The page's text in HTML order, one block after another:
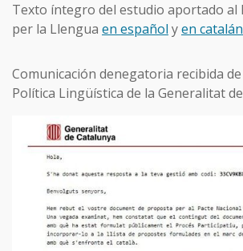
Texto íntegro del estudio aportado al
per la Llengua en español yen catalán
Comunicación denegatoria recibida
Política Lingüística de la Generalitat